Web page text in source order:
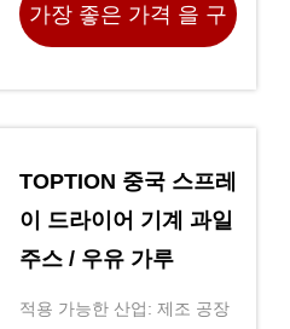
가장 좋은 가격 을 구
TOPTION 중국 스프레
이 드라이어 기계 과일
주스 / 우유 가루
적용 가능한 산업: 제조 공장